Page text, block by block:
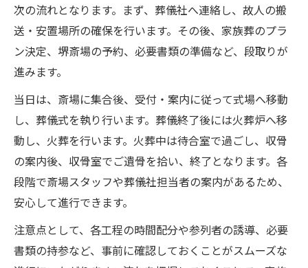
次の流れとなります。まず、葬儀社へ連絡し、故人の搬
送・安置場所の確保を行います。その後、家族葬のプラ
ン決定、堺斎場の予約、必要書類の準備など、段取りが
進みます。
当日は、斎場に集合後、受付・案内に従って式場へ移動
し、葬儀式を執り行います。葬儀終了後には火葬炉へ移
動し、火葬を行います。火葬中は待合室で過ごし、収骨
の案内後、収骨室でご遺骨を拾い、終了となります。各
段階で斎場スタッフや葬儀社担当者の案内があるため、
安心して進行できます。
注意点として、各工程の時間配分や参列者の誘導、必要
書類の持参など、事前に確認しておくことがスムーズな